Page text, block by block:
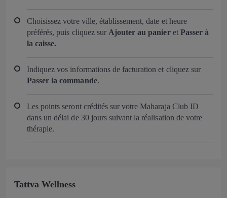
Choisissez votre ville, établissement, date et heure
préférés, puis cliquez sur Ajouter au panieret Passer à
la caisse.
Indiquez vos informations de facturation et cliquez sur
Passer la commande.
Les points seront crédités sur votre Maharaja Club ID
dans un délai de 30 jours suivant la réalisation de votre
thérapie.
Tattva Wellness